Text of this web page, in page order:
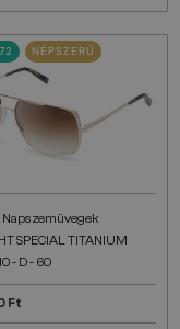
NÉPSZERŰ
Napszemüvegek
SPECIAL TITANIUM
- D - 60
Ft